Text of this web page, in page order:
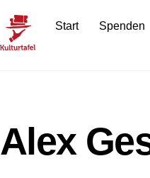
Start Spenden
Alex